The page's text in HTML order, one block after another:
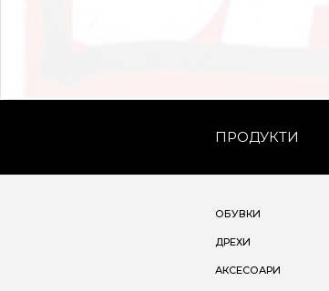
ПРОДУКТИ
ОБУВКИ
ДРЕХИ
АКСЕСОАРИ